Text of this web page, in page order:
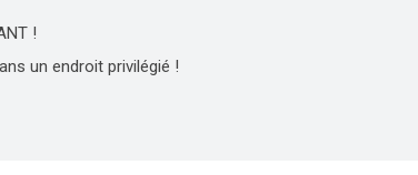
!
un endroit privilégié !